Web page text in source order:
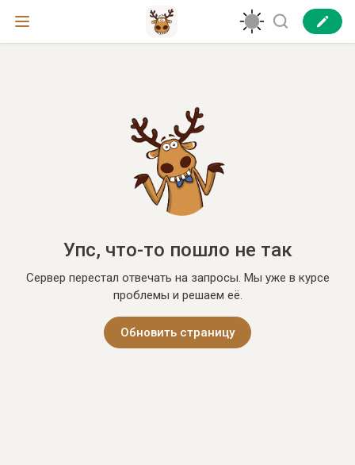
Упс, что-то пошло не так
Сервер перестал отвечать на запросы. Мы уже в курсе
проблемы и решаем её.
Обновить страницу